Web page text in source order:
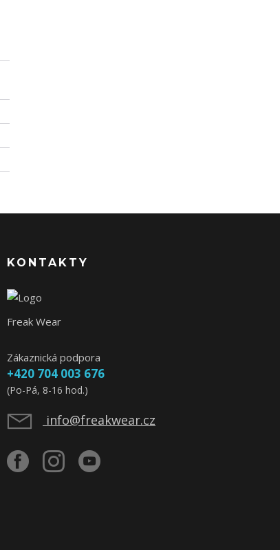
KONTAKTY
Freak Wear
Zákaznická podpora
+420 704 003 676
(Po-Pá, 8-16 hod.)
info@freakwear.cz